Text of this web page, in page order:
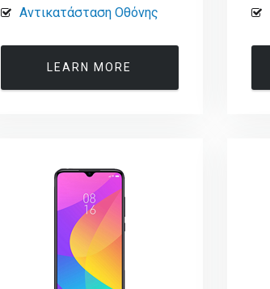
Αντικατάσταση Οθόνης
LEARN MORE